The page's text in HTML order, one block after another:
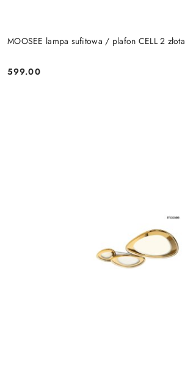
MOOSEE lampa sufitowa / plafon CELL 2 złota
Cena:
599.00